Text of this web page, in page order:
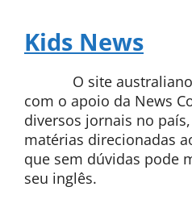
Kids News
O site australiano
com o apoio da News
diversos jornais no
matérias direcionadas
que sem dúvidas pode
seu inglês.